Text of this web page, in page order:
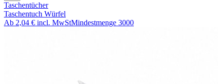
Taschentücher
Taschentuch Würfel
Ab 2,04 € incl. MwStMindestmenge 3000